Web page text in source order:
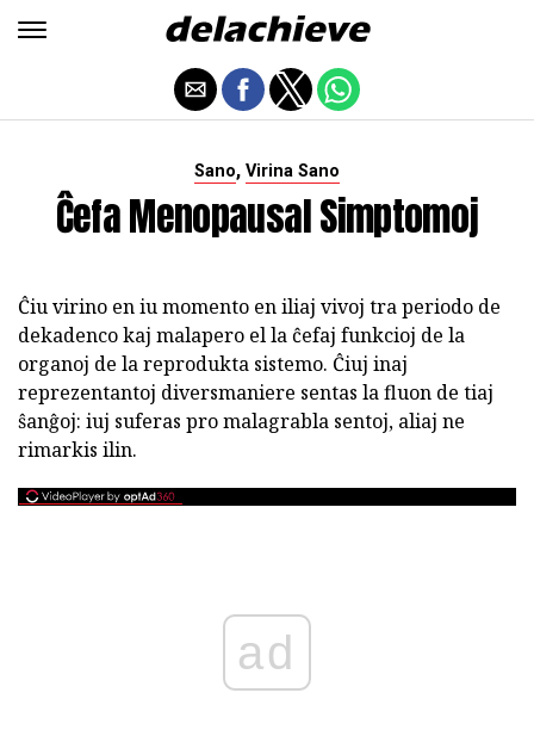
Sano, Virina Sano
Ĉefa Menopausal Simptomoj
Ĉiu virino en iu momento en iliaj vivoj tra periodo de
dekadenco kaj malapero el la ĉefaj funkcioj de la
organoj de la reprodukta sistemo. Ĉiuj inaj
reprezentantoj diversmaniere sentas la fluon de tiaj
ŝanĝoj: iuj suferas pro malagrabla sentoj, aliaj ne
rimarkis ilin.
ad